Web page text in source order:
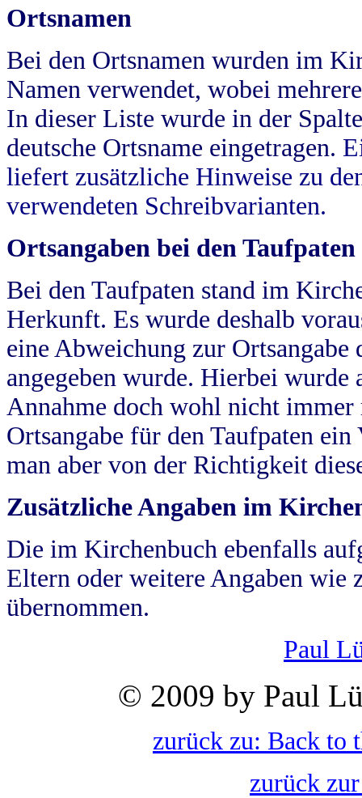
Ortsnamen
Bei den Ortsnamen wurden im
Namen verwendet, wobei
In dieser Liste wurde in der
deutsche Ortsname eingetragen.
liefert zusätzliche Hinweise zu
verwendeten Schreibvarianten.
Ortsangaben bei den Taufpaten
Bei den Taufpaten stand im
Herkunft. Es wurde deshalb
eine Abweichung zur
angegeben wurde. Hierbei wurde
Annahme doch wohl nicht
Ortsangabe für den Taufpaten
man aber von der Richtigkeit
Zusätzliche Angaben im
Die im Kirchenbuch ebenfalls
Eltern oder weitere Angaben wie
übernommen.
Paul
© 2009 by Paul
zurück zu: Back to
zurück